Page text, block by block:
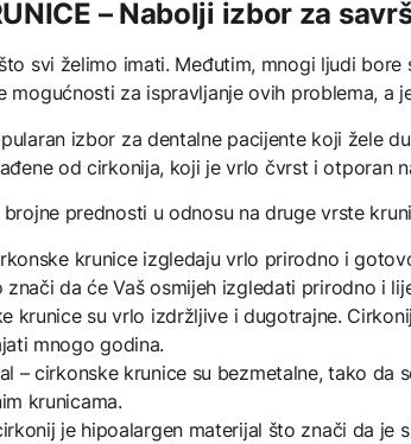
– Nabolji izbor za
svi želimo imati. Međutim, mnogi ljudi
mogućnosti za ispravljanje ovih problema, a
izbor za dentalne pacijente koji žele
od cirkonija, koji je vrlo čvrst i otporan
prednosti u odnosu na druge vrste
krunice izgledaju vrlo prirodno i
znači da će Vaš osmijeh izgledati prirodno i
krunice su vrlo izdržljive i dugotrajne.
mnogo godina.
– cirkonske krunice su bezmetalne, tako
krunicama.
je hipoalargen materijal što znači da